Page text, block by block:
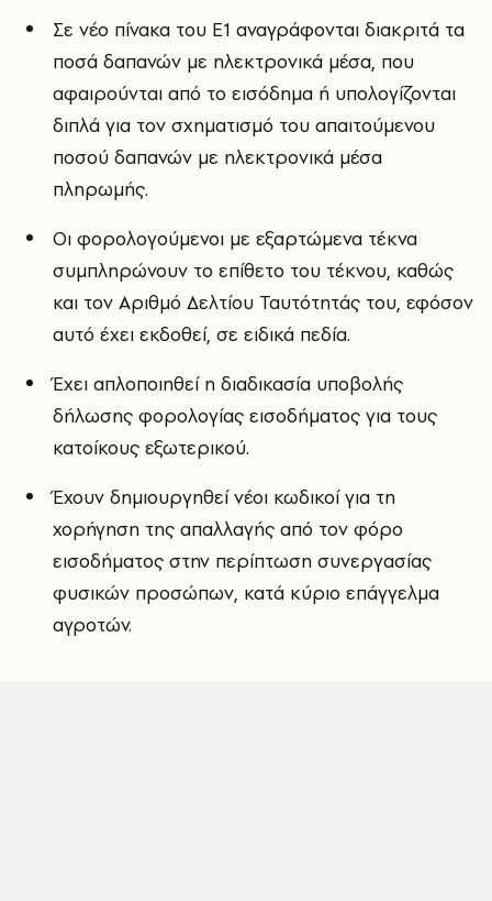
Σε νέο πίνακα του Ε1 αναγράφονται διακριτά τα
ποσά δαπανών με ηλεκτρονικά μέσα, που
αφαιρούνται από το εισόδημα ή υπολογίζονται
διπλά για τον σχηματισμό του απαιτούμενου
ποσού δαπανών με ηλεκτρονικά μέσα
πληρωμής.
Οι φορολογούμενοι με εξαρτώμενα τέκνα
συμπληρώνουν το επίθετο του τέκνου, καθώς
και τον Αριθμό Δελτίου Ταυτότητάς του, εφόσον
αυτό έχει εκδοθεί, σε ειδικά πεδία.
Έχει απλοποιηθεί η διαδικασία υποβολής
δήλωσης φορολογίας εισοδήματος για τους
κατοίκους εξωτερικού.
Έχουν δημιουργηθεί νέοι κωδικοί για τη
χορήγηση της απαλλαγής από τον φόρο
εισοδήματος στην περίπτωση συνεργασίας
φυσικών προσώπων, κατά κύριο επάγγελμα
αγροτών.